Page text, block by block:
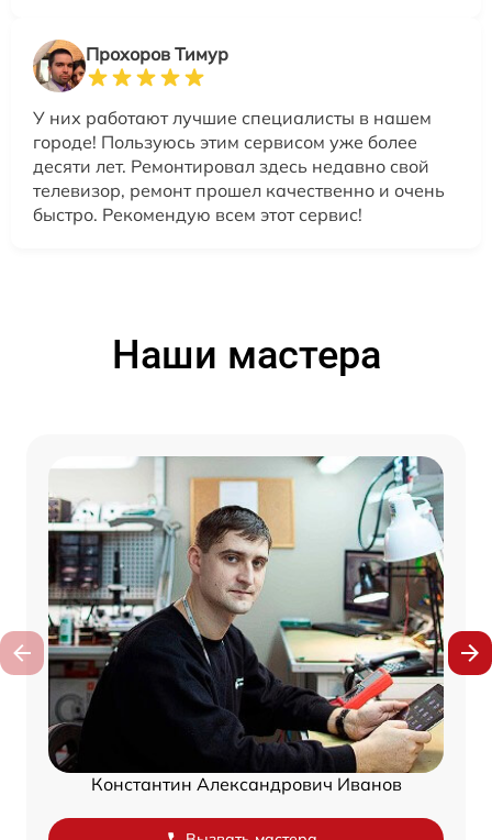
Прохоров Тимур
У них работают лучшие специалисты в нашем
городе! Пользуюсь этим сервисом уже более
десяти лет. Ремонтировал здесь недавно свой
телевизор, ремонт прошел качественно и очень
быстро. Рекомендую всем этот сервис!
Наши мастера
Константин Александрович Иванов